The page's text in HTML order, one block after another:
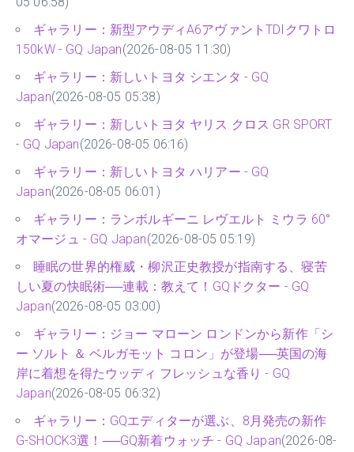
ギャラリー：新型アウディA6アヴァントTDIクワトロ
150kW - GQ Japan(2026-08-05 11:30)
ギャラリー：新しいトヨタ シエンタ - GQ
Japan(2026-08-05 05:38)
ギャラリー：新しいトヨタ ヤリス クロス GR SPORT
- GQ Japan(2026-08-05 06:16)
ギャラリー：新しいトヨタ ハリアー - GQ
Japan(2026-08-05 06:01)
ギャラリー：ランボルギーニ レヴエルト ミウラ 60°
オマージュ - GQ Japan(2026-08-05 05:19)
睡眠の世界的権威・柳沢正史教授が指南する、寝苦
しい夏の快眠術──連載：教えて！GQドクター - GQ
Japan(2026-08-05 03:00)
ギャラリー：ジョー マローン ロンドンから新作「シ
ー ソルト ＆ ベルガモット コロン」が登場──英国の海
岸に着想を得たウッディ フレッシュな香り - GQ
Japan(2026-08-05 06:32)
ギャラリー：GQエディターが選ぶ、8月発売の新作
G-SHOCK3選！──GQ新着ウォッチ - GQ Japan(2026-08-